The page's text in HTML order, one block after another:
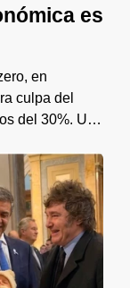
es
en
culpa del
del 30%. Un